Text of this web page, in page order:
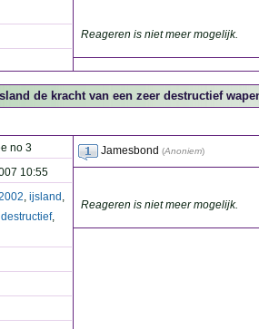
Reageren is niet meer mogelijk.
de kracht van een zeer destructief
no 3
10:55
, ijsland ,
destructief,
Jamesbond (Anoniem)
Reageren is niet meer mogelijk.